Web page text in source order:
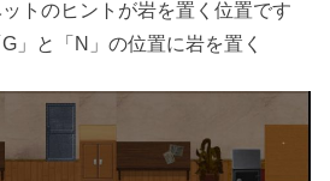
トのヒントが岩を置く位置です
」と「N」の位置に岩を置く